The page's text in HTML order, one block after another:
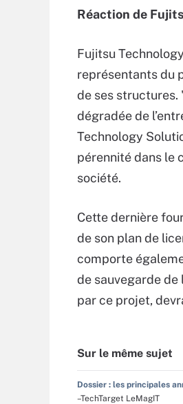
Réaction de
Fujitsu
représentants du
de ses structures.
dégradée de
Technology
pérennité dans le
société.
Cette dernière
de son plan de
comporte
de sauvegarde de
par ce projet,
Sur le même sujet
Dossier : les principales
–TechTarget LeMagIT